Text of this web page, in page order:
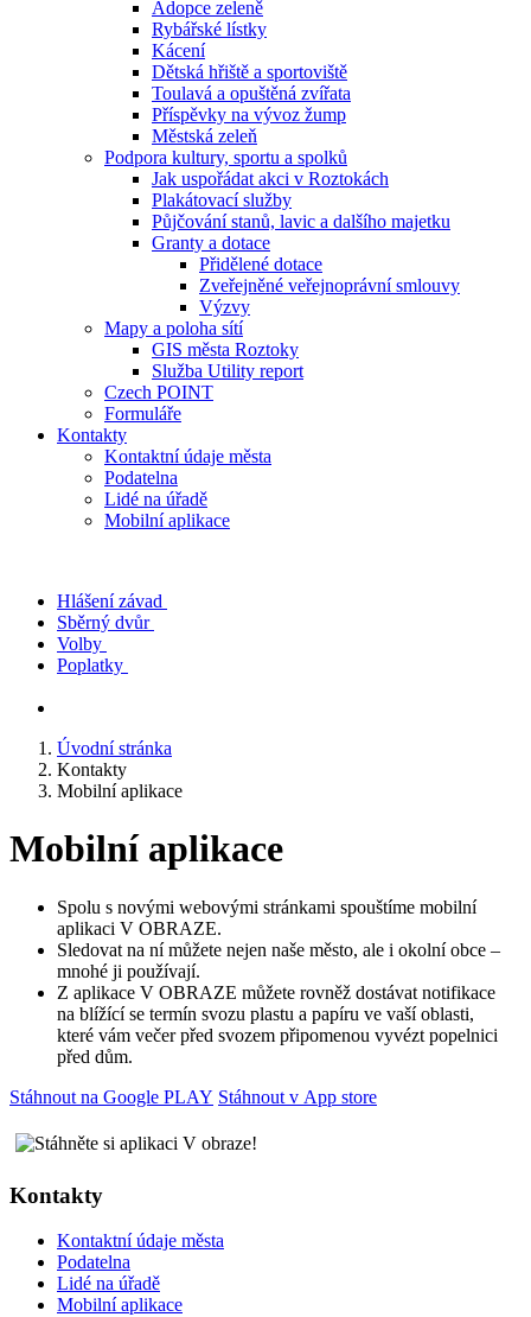
Adopce zeleně
Rybářské lístky
Kácení
Dětská hřiště a sportoviště
Toulavá a opuštěná zvířata
Příspěvky na vývoz žump
Městská zeleň
Podpora kultury, sportu a spolků
Jak uspořádat akci v Roztokách
Plakátovací služby
Půjčování stanů, lavic a dalšího majetku
Granty a dotace
Přidělené dotace
Zveřejněné veřejnoprávní smlouvy
Výzvy
Mapy a poloha sítí
GIS města Roztoky
Služba Utility report
Czech POINT
Formuláře
Kontakty
Kontaktní údaje města
Podatelna
Lidé na úřadě
Mobilní aplikace
Hlášení závad
Sběrný dvůr
Volby
Poplatky
Úvodní stránka
Kontakty
Mobilní aplikace
Mobilní aplikace
Spolu s novými webovými stránkami spouštíme mobilní
aplikaci V OBRAZE.
Sledovat na ní můžete nejen naše město, ale i okolní obce –
mnohé ji používají.
Z aplikace V OBRAZE můžete rovněž dostávat notifikace
na blížící se termín svozu plastu a papíru ve vaší oblasti,
které vám večer před svozem připomenou vyvézt popelnici
před dům.
Stáhnout na Google PLAY Stáhnout v App store
Kontakty
Kontaktní údaje města
Podatelna
Lidé na úřadě
Mobilní aplikace